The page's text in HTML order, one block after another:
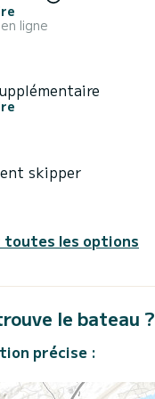
ligne
skipper
les options
le bateau ?
précise :